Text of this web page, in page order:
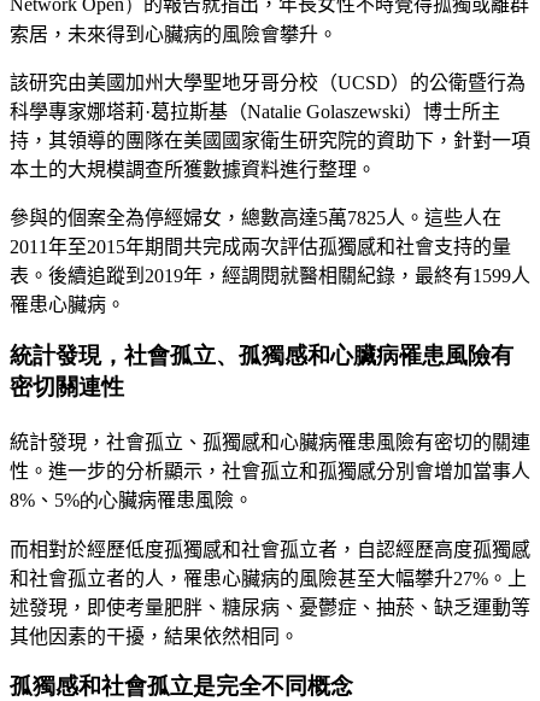
Network Open） 的報告就指出，年長女性不時覺得孤獨或離群
索居 ， 未來得到心臟病的風險會攀升。
該研究由美國加州大學聖地牙哥分校 （UCSD） 的公衛暨行為
科學專家娜塔莉·葛拉斯基（Natalie Golaszewski） 博士所主
持，其領導的團隊在美國國家衛生研究院的資助下，針對一項
本土的大規模調查所獲數據資料進行整理。
參與的個案全為停經婦女，總數高達5萬7825人。這些人在
2011年至2015年期間共完成兩次評估孤獨感和社會支持的量
表。後續追蹤到2019年，經調閱就醫相關紀錄，最終有1599人
罹患心臟病。
統計發現，社會孤立、孤獨感和心臟病罹患風險有
密切關連性
統計發現 ， 社會孤立、孤獨感和心臟病罹患風險有密切的關連
性。進一步的分析顯示，社會孤立和孤獨感分別會增加當事人
8%、 5%的心臟病罹患風險。
而相對於經歷低度孤獨感和社會孤立者，自認經歷高度孤獨感
和社會孤立者的人，罹患心臟病的風險甚至大幅攀升27%。上
述發現，即使考量肥胖 、 糖尿病、憂鬱症 、 抽菸 、 缺乏運動等
其他因素的干擾，結果依然相同。
孤獨感和社會孤立是完全不同概念